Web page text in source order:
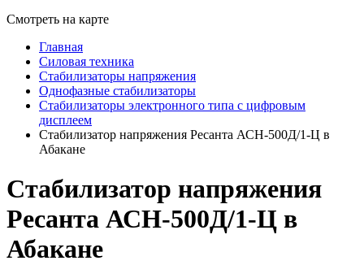
Смотреть на карте
Главная
Силовая техника
Стабилизаторы напряжения
Однофазные стабилизаторы
Стабилизаторы электронного типа с цифровым
дисплеем
Стабилизатор напряжения Ресанта АСН-500Д/1-Ц в
Абакане
Стабилизатор напряжения
Ресанта АСН-500Д/1-Ц в
Абакане